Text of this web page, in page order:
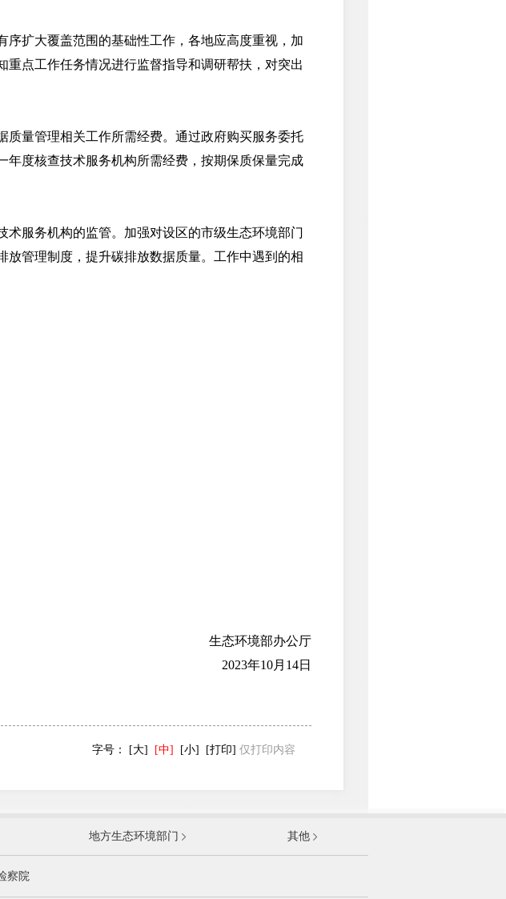
扩大覆盖范围的基础性工作，各地应高度重视，加
点工作任务情况进行监督指导和调研帮扶，对突出
量管理相关工作所需经费。通过政府购买服务委托
度核查技术服务机构所需经费，按期保质保量完成
服务机构的监管。加强对设区的市级生态环境部门
管理制度，提升碳排放数据质量。工作中遇到的相
生态环境部办公厅
2023年10月14日
字号： [大] [中] [小] [打印] 仅打印内容
国家发展和改革委员会
人力资源和社会保障部
地方生态环境部门 其他
察院